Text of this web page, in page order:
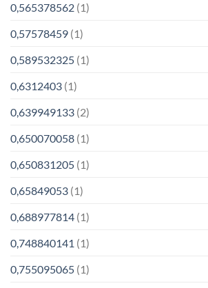
0,565378562 (1)
0,57578459 (1)
0,589532325 (1)
0,6312403 (1)
0,639949133 (2)
0,650070058 (1)
0,650831205 (1)
0,65849053 (1)
0,688977814 (1)
0,748840141 (1)
0,755095065 (1)